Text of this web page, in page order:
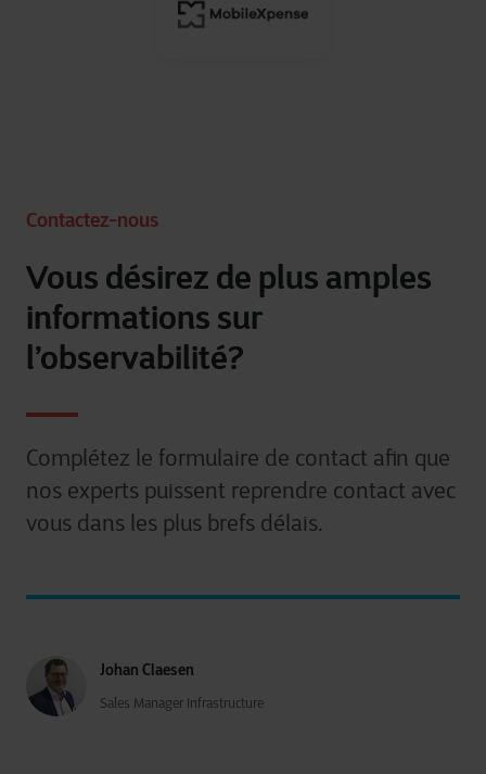
Contactez-nous
Vous désirez de plus amples
informations sur
l’observabilité?
Complétez le formulaire de contact afin que
nos experts puissent reprendre contact avec
vous dans les plus brefs délais.
Johan Claesen
Sales Manager Infrastructure